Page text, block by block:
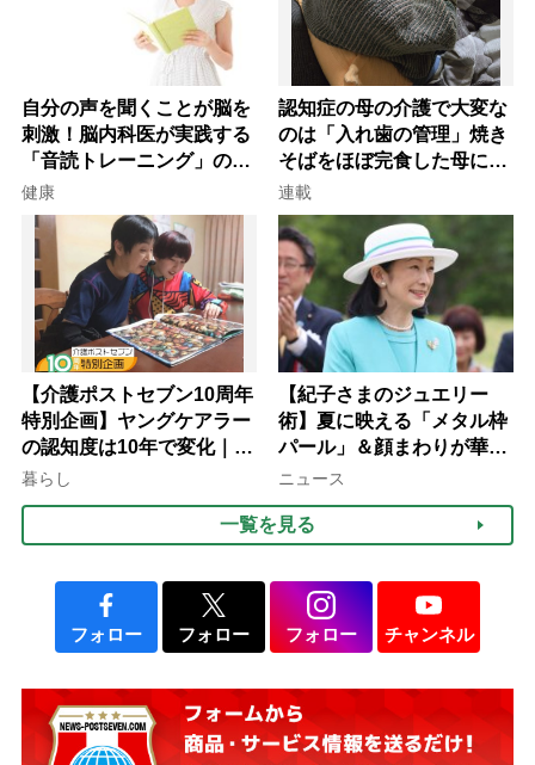
自分の声を聞くことが脳を
刺激！脳内科医が実践する
「音読トレーニング」の極
意
健康
認知症の母の介護で大変な
のは「入れ歯の管理」焼き
そばをほぼ完食した母に息
子が血の気が引いた理由
連載
【介護ポストセブン10周年
特別企画】ヤングケアラー
の認知度は10年で変化｜流
行語大賞にノミネート、法
暮らし
【紀子さまのジュエリー
術】夏に映える「メタル枠
パール」＆顔まわりが華や
ぐ「揺れる一粒」の使い分
ニュース
一覧を見る
フォロー フォロー フォロー チャンネル